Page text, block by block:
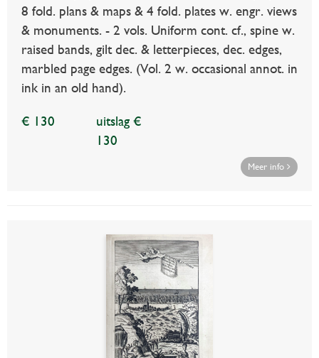
8 fold. plans & maps & 4 fold. plates w. engr. views
& monuments. - 2 vols. Uniform cont. cf., spine w.
raised bands, gilt dec. & letterpieces, dec. edges,
marbled page edges. (Vol. 2 w. occasional annot. in
ink in an old hand).
€ 130
uitslag €
130
Meer info